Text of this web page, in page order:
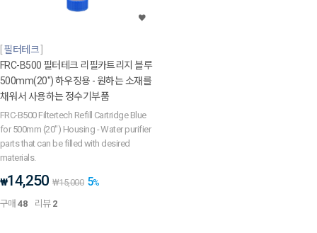
필터테크
FRC-B500 필터테크 리필카트리지 블루
500mm(20") 하우징용 - 원하는 소재를
채워서 사용하는 정수기부품
FRC-B500 Filtertech Refill Cartridge Blue
for 500mm (20") Housing - Water purifier
parts that can be filled with desired
materials.
₩14,250 ₩15,000 5%
구매48 리뷰 2